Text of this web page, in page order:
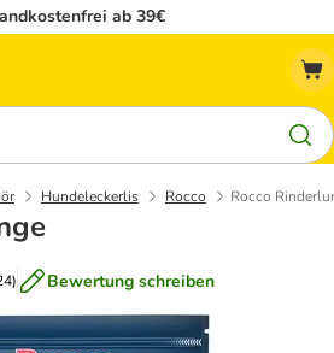
ab 39€
Hundeleckerlis Rocco Rocco
) Bewertung schreiben